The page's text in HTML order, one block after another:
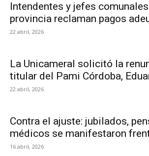
Intendentes y jefes
provincia reclaman pagos
22 abril, 2026
La Unicameral solicitó la
titular del Pami Córdoba,
22 abril, 2026
Contra el ajuste: jubilados,
médicos se manifestaron
16 abril, 2026